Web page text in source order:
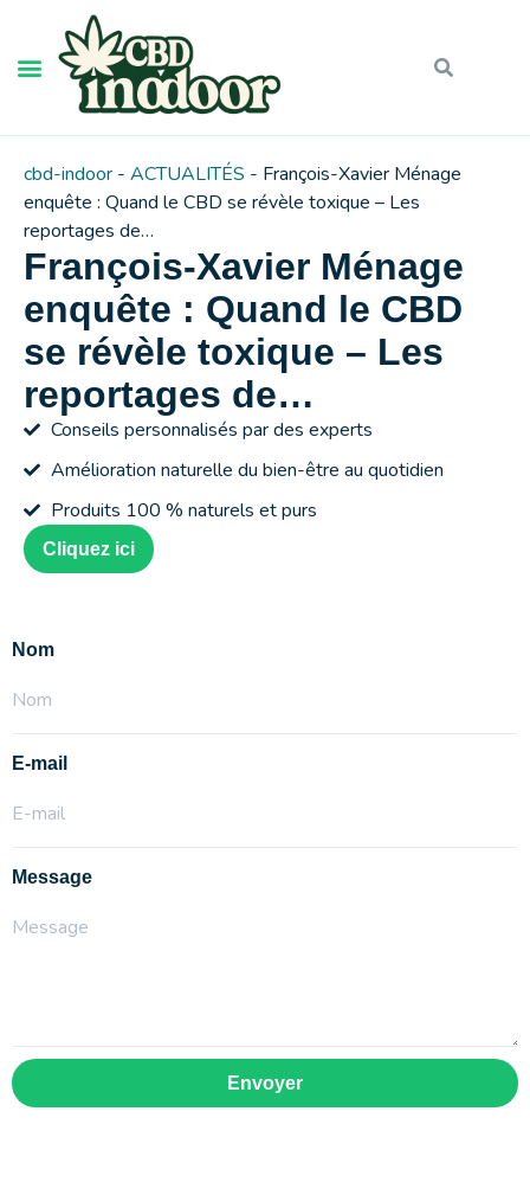
cbd-indoor - ACTUALITÉS - François-Xavier Ménage
enquête : Quand le CBD se révèle toxique – Les
reportages de…
François-Xavier Ménage
enquête : Quand le CBD
se révèle toxique – Les
reportages de…
Conseils personnalisés par des experts
Amélioration naturelle du bien-être au quotidien
Produits 100 % naturels et purs
Cliquez ici
Nom
E-mail
Message
Envoyer